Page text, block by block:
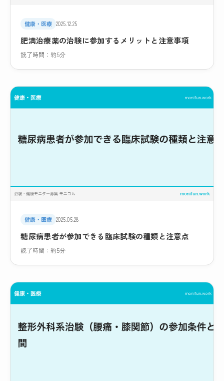
健康・医療 2025.12.25
肥満治療薬の治験に参加するメリットと注意事項
読了時間：約5分
健康・医療 2025.05.28
糖尿病患者が参加できる臨床試験の種類と注意点
読了時間：約5分